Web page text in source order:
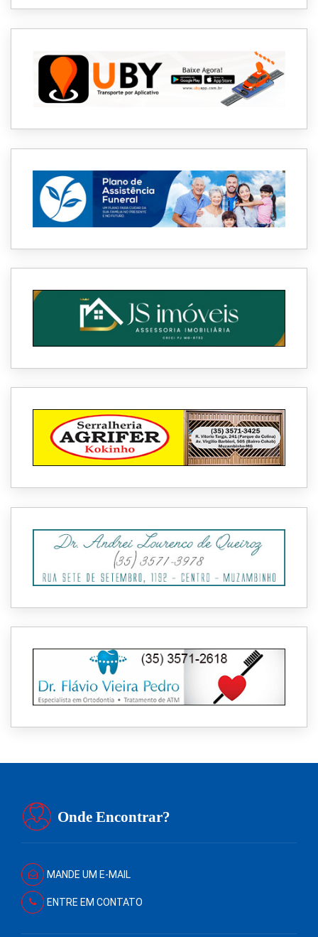
Onde Encontrar?
MANDE UM E-MAIL
ENTRE EM CONTATO